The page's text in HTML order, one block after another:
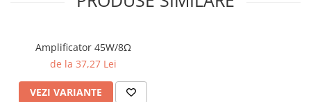
Amplificator 45W/8Ω
de la 37,27 Lei
VEZI VARIANTE